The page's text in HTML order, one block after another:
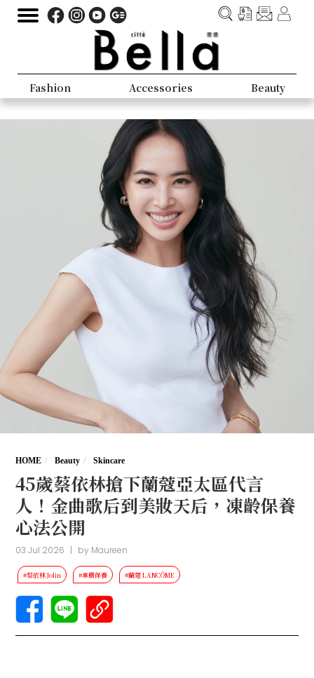
Fashion Accessories Beauty
HOME Beauty Skincare
45歲蔡依林搶下蘭蔻亞太區代言
人！金曲歌后到美妝天后，凍齡保養
心法公開
03 Jul 2026 | by Maureen
#蔡依林 Jolin #專櫃保養 #蘭蔻 LANCÔME